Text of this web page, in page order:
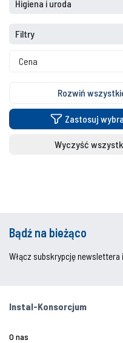
Higiena i uroda
Filtry
Cena
Rozwiń
Zastosuj
Wyczyść
Bądź na bieżąco
Włącz subskrypcję
Instal-Konsorcjum
O nas